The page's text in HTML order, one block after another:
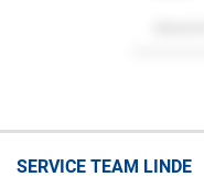
SERVICE TEAM LINDE